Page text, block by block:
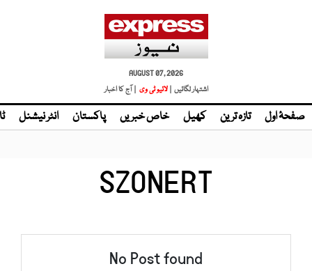
AUGUST 07, 2026
اشتہار لگائیں | لائیو ٹی وی | آج کا اخبار
صفحۂ اول تازہ ترین کھیل خاص خبریں پاکستان انٹر نیشنل
SZONERT
No Post found